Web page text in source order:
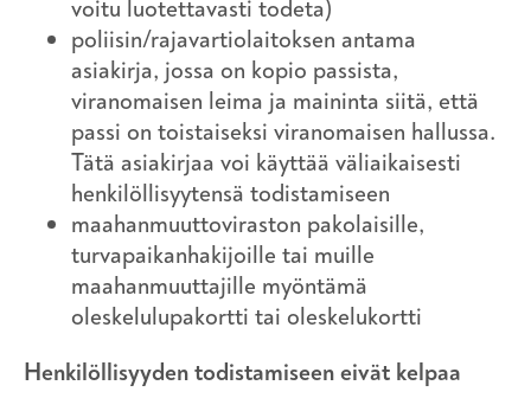
voitu luotettavasti todeta)
poliisin/rajavartiolaitoksen antama
asiakirja, jossa on kopio passista,
viranomaisen leima ja maininta siitä, että
passi on toistaiseksi viranomaisen hallussa.
Tätä asiakirjaa voi käyttää väliaikaisesti
henkilöllisyytensä todistamiseen
maahanmuuttoviraston pakolaisille,
turvapaikanhakijoille tai muille
maahanmuuttajille myöntämä
oleskelulupakortti tai oleskelukortti
Henkilöllisyyden todistamiseen eivät kelpaa